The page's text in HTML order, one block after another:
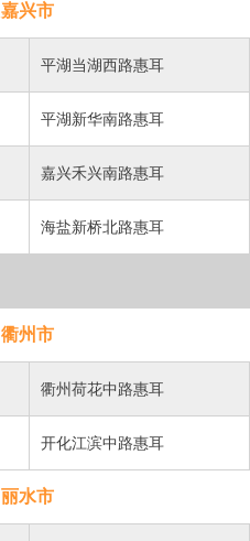
嘉兴市
平湖当湖西路惠耳
平湖新华南路惠耳
嘉兴禾兴南路惠耳
海盐新桥北路惠耳
衢州市
衢州荷花中路惠耳
开化江滨中路惠耳
丽水市